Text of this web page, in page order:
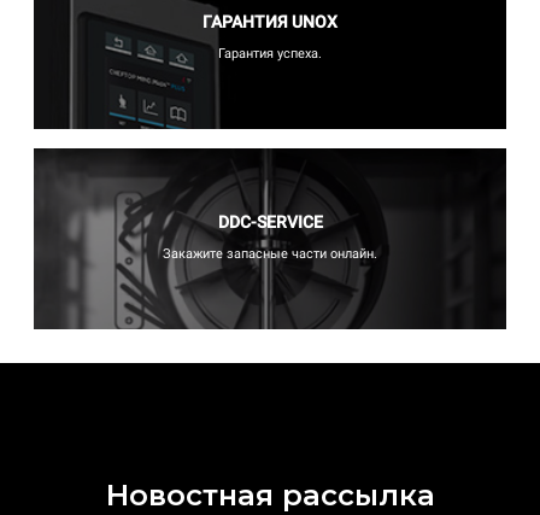
ГАРАНТИЯ UNOX
Гарантия успеха.
DDC-SERVICE
Закажите запасные части онлайн.
Новостная рассылка